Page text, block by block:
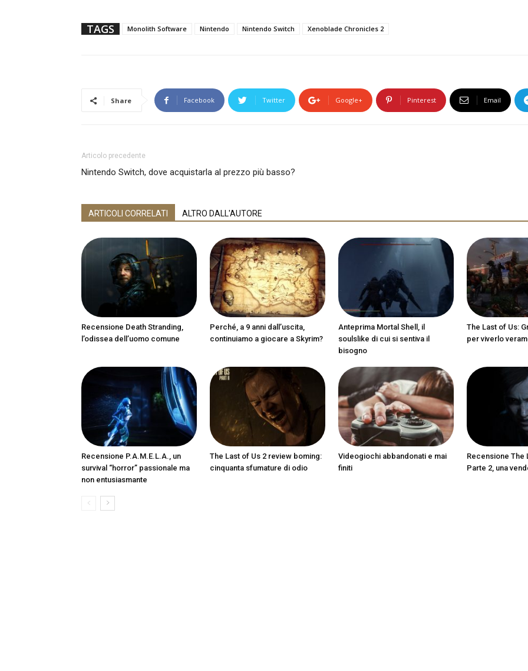
TAGS Monolith Software Nintendo Nintendo Switch Xenoblade Chronicles 2
Share Facebook Twitter Google+ Pinterest Email
Articolo precedente
Nintendo Switch, dove acquistarla al prezzo più basso?
ARTICOLI CORRELATI ALTRO DALL'AUTORE
Recensione Death Stranding,
l’odissea dell’uomo comune
Perché, a 9 anni dall’uscita,
continuiamo a giocare a Skyrim?
Anteprima Mortal Shell, il
soulslike di cui si sentiva il
bisogno
The Last of Us:
per viverlo
Recensione P.A.M.E.L.A., un
survival “horror” passionale ma
non entusiasmante
The Last of Us 2 review boming:
cinquanta sfumature di odio
Videogiochi abbandonati e mai
finiti
Recensione The
Parte 2, una